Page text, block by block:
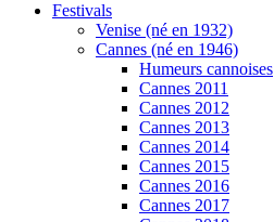
Festivals
Venise (né en 1932)
Cannes (né en 1946)
Humeurs cannoises
Cannes 2011
Cannes 2012
Cannes 2013
Cannes 2014
Cannes 2015
Cannes 2016
Cannes 2017